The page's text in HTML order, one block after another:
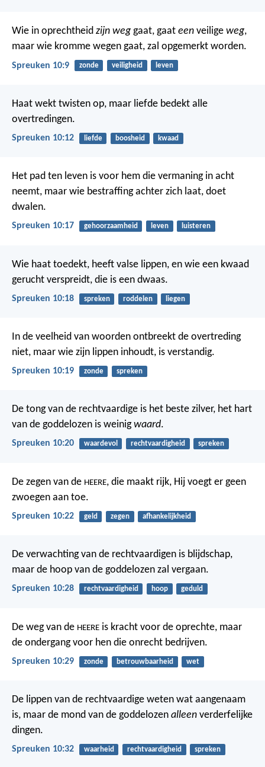
Wie in oprechtheid zijn weg gaat, gaat een veilige weg,
maar wie kromme wegen gaat, zal opgemerkt worden.
Spreuken 10:9 zonde veiligheid leven
Haat wekt twisten op, maar liefde bedekt alle
overtredingen.
Spreuken 10:12 liefde boosheid kwaad
Het pad ten leven is voor hem die vermaning in acht
neemt, maar wie bestraffing achter zich laat, doet
dwalen.
Spreuken 10:17 gehoorzaamheid leven luisteren
Wie haat toedekt, heeft valse lippen, en wie een kwaad
gerucht verspreidt, die is een dwaas.
Spreuken 10:18 spreken roddelen liegen
In de veelheid van woorden ontbreekt de overtreding
niet, maar wie zijn lippen inhoudt, is verstandig.
Spreuken 10:19 zonde spreken
De tong van de rechtvaardige is het beste zilver, het hart
van de goddelozen is weinigwaard.
Spreuken 10:20 waardevol rechtvaardigheid spreken
De zegen van de HEERE, die maakt rijk, Hij voegt er geen
zwoegen aan toe.
Spreuken 10:22 geld zegen afhankelijkheid
De verwachting van de rechtvaardigen is blijdschap,
maar de hoop van de goddelozen zal vergaan.
Spreuken 10:28 rechtvaardigheid hoop geduld
De weg van de HEERE is kracht voor de oprechte, maar
de ondergang voor hen die onrecht bedrijven.
Spreuken 10:29 zonde betrouwbaarheid wet
De lippen van de rechtvaardige weten wat aangenaam
is, maar de mond van de goddelozen alleen verderfelijke
dingen.
Spreuken 10:32 waarheid rechtvaardigheid spreken